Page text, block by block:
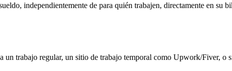
independientemente de para quién trabajen, directamente en
un trabajo regular, un sitio de trabajo temporal como Upwork/Fiver,